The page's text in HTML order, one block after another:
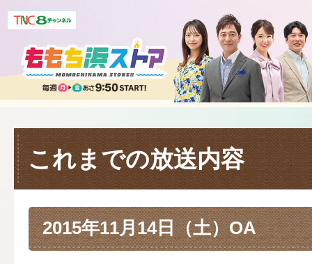
これまでの放送内容
2015年11月14日（土）OA